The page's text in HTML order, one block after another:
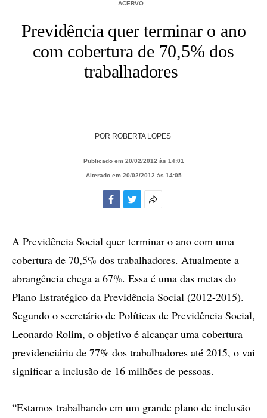
ACERVO
Previdência quer terminar o ano
com cobertura de 70,5% dos
trabalhadores
POR ROBERTA LOPES
Publicado em 20/02/2012 às 14:01
Alterado em 20/02/2012 às 14:05
compartilhamento
A Previdência Social quer terminar o ano com uma
cobertura de 70,5% dos trabalhadores. Atualmente a
abrangência chega a 67%. Essa é uma das metas do
Plano Estratégico da Previdência Social (2012-2015).
Segundo o secretário de Políticas de Previdência Social,
Leonardo Rolim, o objetivo é alcançar uma cobertura
previdenciária de 77% dos trabalhadores até 2015, o vai
significar a inclusão de 16 milhões de pessoas.
“Estamos trabalhando em um grande plano de inclusão